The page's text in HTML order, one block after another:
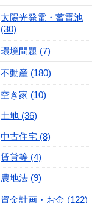
太陽光発電・蓄電池
(30)
環境問題 (7)
不動産 (180)
空き家 (10)
土地 (36)
中古住宅 (8)
賃貸等 (4)
農地法 (9)
資金計画・お金 (122)